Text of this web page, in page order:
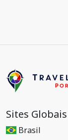
Sites Globais
Brasil